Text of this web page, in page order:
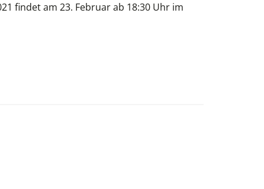
findet am 23. Februar ab 18:30 Uhr im